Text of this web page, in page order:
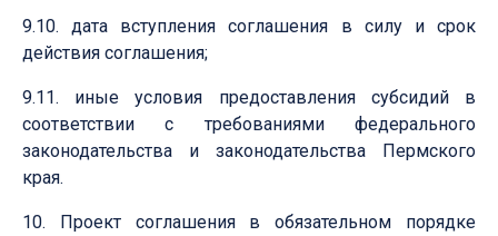
9.10. дата вступления соглашения в силу и срок
действия соглашения;
9.11. иные условия предоставления субсидий в
соответствии с требованиями федерального
законодательства и законодательства Пермского
края.
10. Проект соглашения в обязательном порядке